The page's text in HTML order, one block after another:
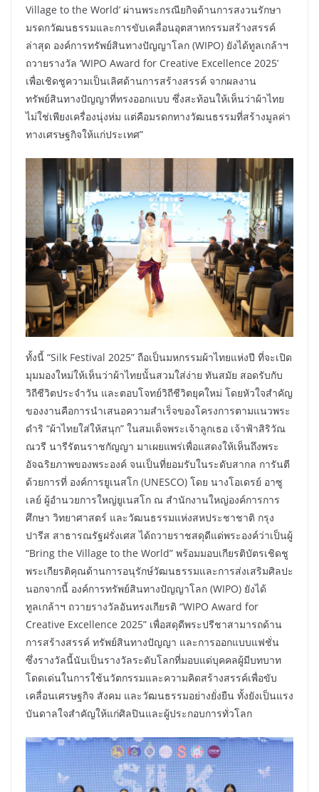
Village to the World’ ผ่านพระกรณียกิจด้านการสงวนรักษา
มรดกวัฒนธรรมและการขับเคลื่อนอุตสาหกรรมสร้างสรรค์
ล่าสุด องค์การทรัพย์สินทางปัญญาโลก (WIPO) ยังได้ทูลเกล้าฯ
ถวายรางวัล ‘WIPO Award for Creative Excellence 2025’
เพื่อเชิดชูความเป็นเลิศด้านการสร้างสรรค์ จากผลงาน
ทรัพย์สินทางปัญญาที่ทรงออกแบบ ซึ่งสะท้อนให้เห็นว่าผ้าไทย
ไม่ใช่เพียงเครื่องนุ่งห่ม แต่คือมรดกทางวัฒนธรรมที่สร้างมูลค่า
ทางเศรษฐกิจให้แก่ประเทศ”
ทั้งนี้ “Silk Festival 2025” ถือเป็นมหกรรมผ้าไทยแห่งปี ที่จะเปิด
มุมมองใหม่ให้เห็นว่าผ้าไทยนั้นสวมใส่ง่าย ทันสมัย สอดรับกับ
วิถีชีวิตประจำวัน และตอบโจทย์วิถีชีวิตยุคใหม่ โดยหัวใจสำคัญ
ของงานคือการนำเสนอความสำเร็จของโครงการตามแนวพระ
ดำริ “ผ้าไทยใส่ให้สนุก” ในสมเด็จพระเจ้าลูกเธอ เจ้าฟ้าสิริวัณ
ณวรี นารีรัตนราชกัญญา มาเผยแพร่เพื่อแสดงให้เห็นถึงพระ
อัจฉริยภาพของพระองค์ จนเป็นที่ยอมรับในระดับสากล การันตี
ด้วยการที่ องค์การยูเนสโก (UNESCO) โดย นางโอเดรย์ อาซู
เลย์ ผู้อำนวยการใหญ่ยูเนสโก ณ สำนักงานใหญ่องค์การการ
ศึกษา วิทยาศาสตร์ และวัฒนธรรมแห่งสหประชาชาติ กรุง
ปารีส สาธารณรัฐฝรั่งเศส ได้ถวายราชสดุดีแด่พระองค์ว่าเป็นผู้
“Bring the Village to the World” พร้อมมอบเกียรติบัตรเชิดชู
พระเกียรติคุณด้านการอนุรักษ์วัฒนธรรมและการส่งเสริมศิลปะ
นอกจากนี้ องค์การทรัพย์สินทางปัญญาโลก (WIPO) ยังได้
ทูลเกล้าฯ ถวายรางวัลอันทรงเกียรติ “WIPO Award for
Creative Excellence 2025” เพื่อสดุดีพระปรีชาสามารถด้าน
การสร้างสรรค์ ทรัพย์สินทางปัญญา และการออกแบบแฟชั่น
ซึ่งรางวัลนี้นับเป็นรางวัลระดับโลกที่มอบแด่บุคคลผู้มีบทบาท
โดดเด่นในการใช้นวัตกรรมและความคิดสร้างสรรค์เพื่อขับ
เคลื่อนเศรษฐกิจ สังคม และวัฒนธรรมอย่างยั่งยืน ทั้งยังเป็นแรง
บันดาลใจสำคัญให้แก่ศิลปินและผู้ประกอบการทั่วโลก